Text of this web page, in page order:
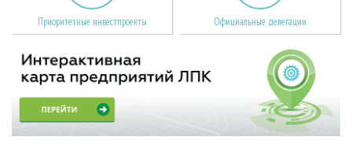
Приоритетные инвестпроекты Официальные делегации